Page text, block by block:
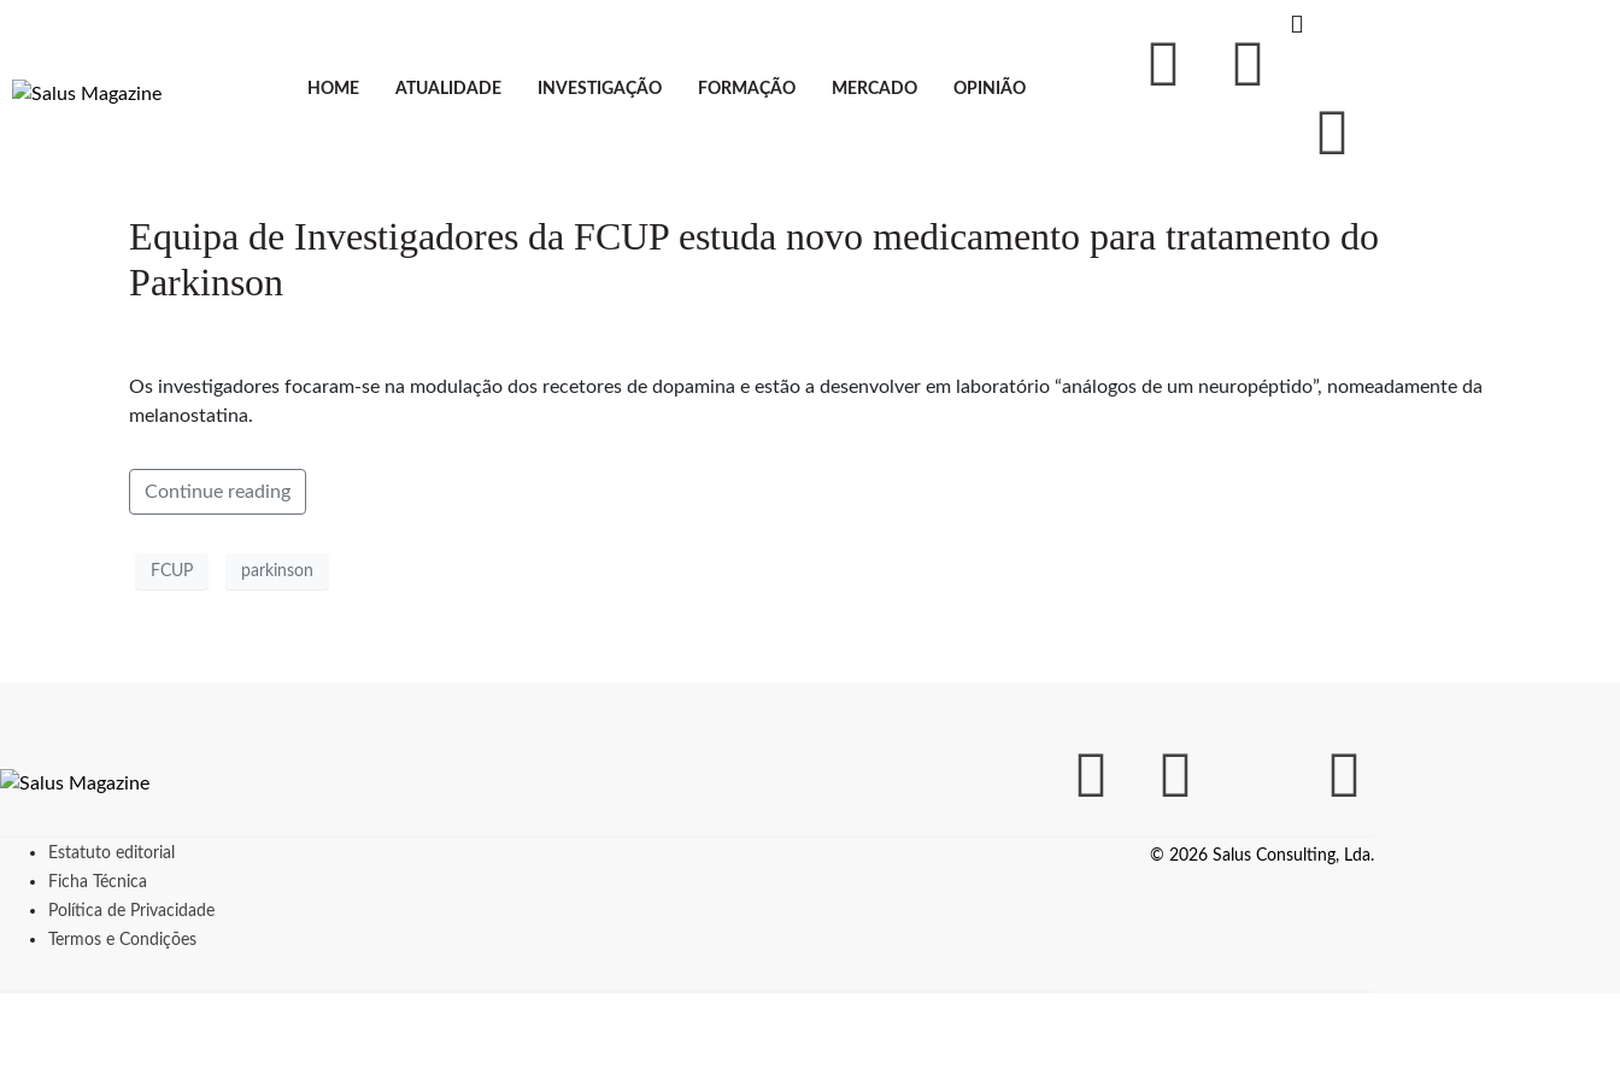
HOME ATUALIDADE INVESTIGAÇÃO FORMAÇÃO MERCADO OPINIÃO
Equipa de Investigadores da FCUP estuda novo medicamento para tratamento do
Parkinson
Os investigadores focaram-se na modulação dos recetores de dopamina e estão a desenvolver em laboratório “análogos de um neuropéptido”, nomeadamente da
melanostatina.
Continue reading
FCUP parkinson
Estatuto editorial
Ficha Técnica
Política de Privacidade
Termos e Condições
© 2026 Salus Consulting, Lda.